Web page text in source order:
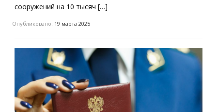
сооружений на 10 тысяч […]
Опубликовано: 19 марта 2025